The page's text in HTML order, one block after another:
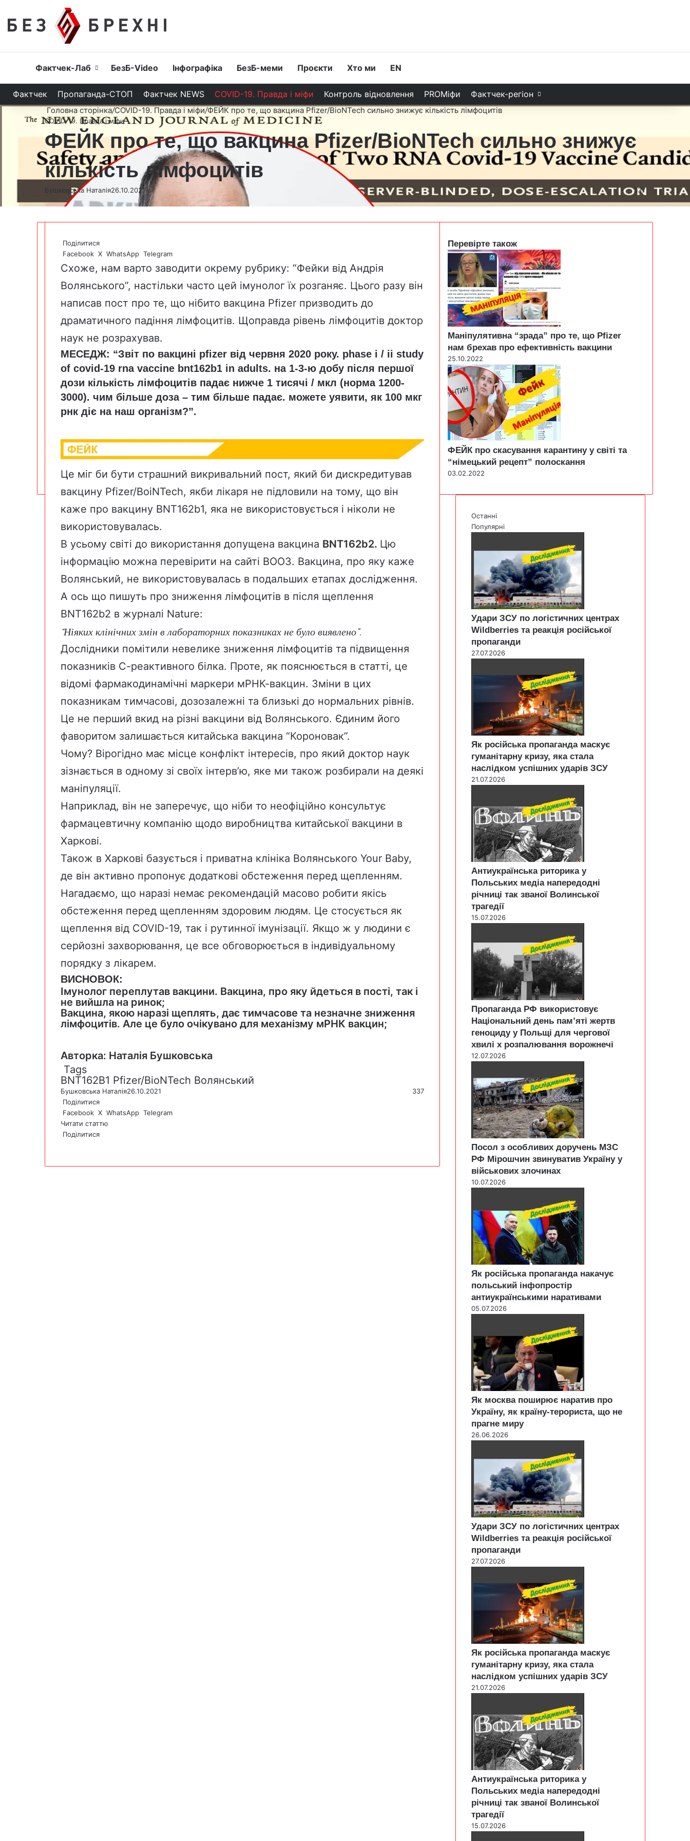
Головна
Фактчек-Лаб БезБ-Video Інфографіка БезБ-меми Проєкти Хто ми EN
Фактчек Пропаганда-СТОП Фактчек NEWS COVID-19. Правда і міфи Контроль відновлення PROМіфи Фактчек-регіон
Головна сторінка/COVID-19. Правда і міфи/ФЕЙК про те, що вакцина Pfizer/BioNTech сильно знижує кількість лімфоцитів
COVID-19. Правда і міфи
ФЕЙК про те, що вакцина Pfizer/BioNTech сильно знижує
кількість лімфоцитів
Бушковська Наталія26.10.2021 337
Поділитися
Facebook X WhatsApp Telegram
Схоже, нам варто заводити окрему рубрику: “Фейки від Андрія
Волянського”, настільки часто цей імунолог їх розганяє. Цього разу він
написав пост про те, що нібито вакцина Pfizer призводить до
драматичного падіння лімфоцитів. Щоправда рівень лімфоцитів доктор
наук не розрахував.
МЕСЕДЖ: “Звіт по вакцині pfizer від червня 2020 року. phase i / ii study
of covid-19 rna vaccine bnt162b1 in adults. на 1-3-ю добу після першої
дози кількість лімфоцитів падає нижче 1 тисячі / мкл (норма 1200-
3000). чим більше доза – тим більше падає. можете уявити, як 100 мкг
рнк діє на наш організм?”.
Це міг би бути страшний викривальний пост, який би дискредитував
вакцину Pfizer/BoiNTech, якби лікаря не підловили на тому, що він
каже про вакцину BNT162b1, яка не використовується і ніколи не
використовувалась.
В усьому світі до використання допущена вакцина BNT162b2. Цю
інформацію можна перевірити на сайті ВООЗ. Вакцина, про яку каже
Волянський, не використовувалась в подальших етапах дослідження.
А ось що пишуть про зниження лімфоцитів в після щеплення
BNT162b2 в журналі Nature:
“Ніяких клінічних змін в лабораторних показниках не було виявлено”.
Дослідники помітили невелике зниження лімфоцитів та підвищення
показників С-реактивного білка. Проте, як пояснюється в статті, це
відомі фармакодинамічні маркери мРНК-вакцин. Зміни в цих
показникам тимчасові, дозозалежні та близькі до нормальних рівнів.
Це не перший вкид на різні вакцини від Волянського. Єдиним його
фаворитом залишається китайська вакцина “Короновак”.
Чому? Вірогідно має місце конфлікт інтересів, про який доктор наук
зізнається в одному зі своїх інтерв’ю, яке ми також розбирали на деякі
маніпуляції.
Наприклад, він не заперечує, що ніби то неофіційно консультує
фармацевтичну компанію щодо виробництва китайської вакцини в
Харкові.
Також в Харкові базується і приватна клініка Волянського Your Baby,
де він активно пропонує додаткові обстеження перед щепленням.
Нагадаємо, що наразі немає рекомендацій масово робити якісь
обстеження перед щепленням здоровим людям. Це стосується як
щеплення від COVID-19, так і рутинної імунізації. Якщо ж у людини є
серйозні захворювання, це все обговорюється в індивідуальному
порядку з лікарем.
ВИСНОВОК:
Імунолог переплутав вакцини. Вакцина, про яку йдеться в пості, так і
не вийшла на ринок;
Вакцина, якою наразі щеплять, дає тимчасове та незначне зниження
лімфоцитів. Але це було очікувано для механізму мРНК вакцин;
Авторка: Наталія Бушковська
Tags
BNT162B1 Pfizer/BioNTech Волянський
Бушковська Наталія26.10.2021
337
Поділитися
Facebook X WhatsApp Telegram
Читати статтю
Поділитися
calb
i
Перевірте також
C
o
s
e
Маніпулятивна “зрада” про те, що Pfizer
нам брехав про ефективність вакцини
25.10.2022
ФЕЙК про скасування карантину у світі та
“німецький рецепт” полоскання
03.02.2022
Останні
Популярні
Удари ЗСУ по логістичних центрах
Wildberries та реакція російської
пропаганди
27.07.2026
Як російська пропаганда маскує
гуманітарну кризу, яка стала
наслідком успішних ударів ЗСУ
21.07.2026
Антиукраїнська риторика у
Польських медіа напередодні
річниці так званої Волинської
трагедії
15.07.2026
Пропаганда РФ використовує
Національний день пам’яті жертв
геноциду у Польщі для чергової
хвилі х розпалювання ворожнечі
12.07.2026
Посол з особливих доручень МЗС
РФ Мірошчин звинуватив Україну у
військових злочинах
10.07.2026
Як російська пропаганда накачує
польський інфопростір
антиукраїнськими наративами
05.07.2026
Як москва поширює наратив про
Україну, як країну-терориста, що не
прагне миру
26.06.2026
Удари ЗСУ по логістичних центрах
Wildberries та реакція російської
пропаганди
27.07.2026
Як російська пропаганда маскує
гуманітарну кризу, яка стала
наслідком успішних ударів ЗСУ
21.07.2026
Антиукраїнська риторика у
Польських медіа напередодні
річниці так званої Волинської
трагедії
15.07.2026